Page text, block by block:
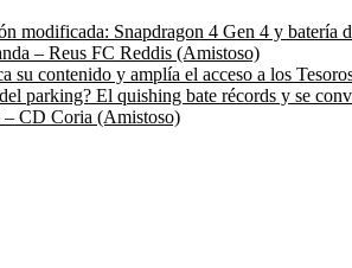
modificada: Snapdragon 4 Gen 4 y batería
– Reus FC Reddis (Amistoso)
su contenido y amplía el acceso a los
parking? El quishing bate récords y se
– CD Coria (Amistoso)